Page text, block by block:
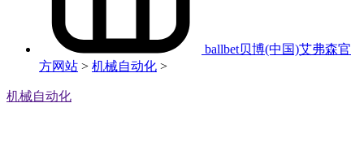
ballbet贝博(中国)艾弗森官
方网站 > 机械自动化 >
机械自动化